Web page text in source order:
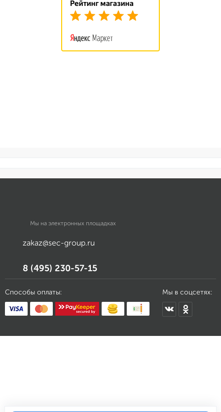
Мы на электронных площадках
zakaz@sec-group.ru
8 (495) 230-57-15
Способы оплаты: Мы в соцсетях: